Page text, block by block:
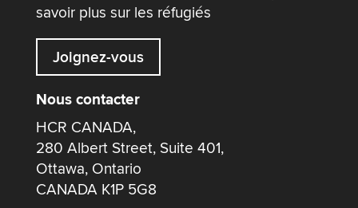
savoir plus sur les réfugiés
Joignez-vous
Nous contacter
HCR CANADA,
280 Albert Street, Suite 401,
Ottawa, Ontario
CANADA K1P 5G8